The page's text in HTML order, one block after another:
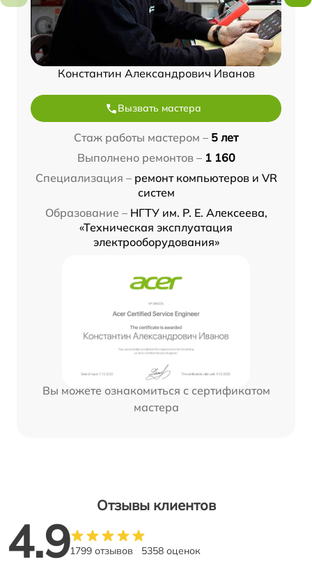
Константин Александрович Иванов
Вызвать мастера
Стаж работы мастером – 5 лет
Выполнено ремонтов – 1 160
Специализация – ремонт компьютеров и VR
систем
Образование – НГТУ им. Р. Е. Алексеева,
«Техническая эксплуатация
электрооборудования»
Вы можете ознакомиться с сертификатом
мастера
Отзывы клиентов
4.91799 отзывов 5358 оценок